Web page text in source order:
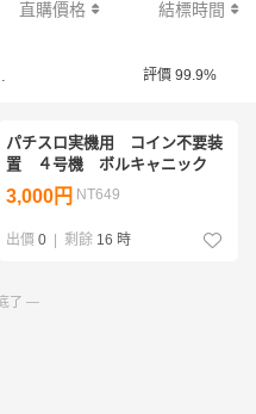
直購價格 結標時間
評價 99.9%
パチスロ実機用 コイン不要装
置 ４号機 ボルキャニック
3,000円 NT649
出價 0 | 剩餘 16 時
了 —